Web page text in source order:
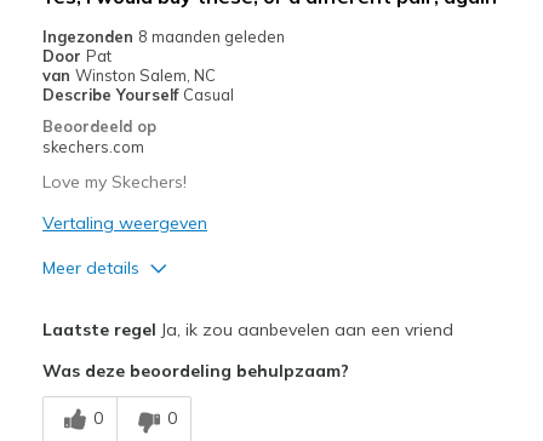
Ingezonden 8 maanden geleden
Door Pat
van Winston Salem, NC
Describe Yourself Casual
Beoordeeld op
skechers.com
Love my Skechers!
Vertaling weergeven
Meer details
Comfortable
Laatste regel Ja, ik zou aanbevelen aan een vriend
Was deze beoordeling behulpzaam?
0 0